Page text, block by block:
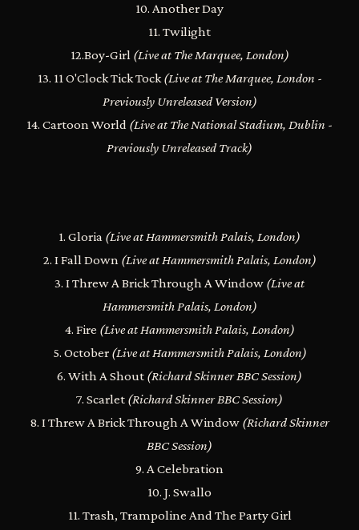
10. Another Day
11. Twilight
12.Boy-Girl (Live at The Marquee, London)
13. 11 O'Clock Tick Tock(Live at The Marquee, London -
Previously Unreleased Version)
14. Cartoon World (Live at The National Stadium, Dublin -
Previously Unreleased Track)
1. Gloria (Live at Hammersmith Palais, London)
2. I Fall Down (Live at Hammersmith Palais, London)
3. I Threw A Brick Through A Window (Live at
Hammersmith Palais, London)
4. Fire (Live at Hammersmith Palais, London)
5. October (Live at Hammersmith Palais, London)
6. With A Shout (Richard Skinner BBC Session)
7. Scarlet (Richard Skinner BBC Session)
8. I Threw A Brick Through A Window (Richard Skinner
BBC Session)
9. A Celebration
10. J. Swallo
11. Trash, Trampoline And The Party Girl